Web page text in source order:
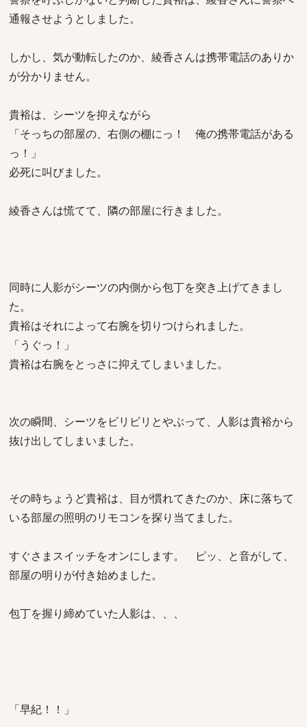
通報させようとしました。
しかし、気が動転したのか、綾香さんは携帯電話のありか
が分かりません。
貴裕は、シーツを抑えながら
「そっちの部屋の、右側の棚にっ！ 俺の携帯電話がある
っ！」
必死に叫びました。
綾香さんは慌てて、隣の部屋に行きました。
同時に人影がシーツの内側から包丁を突き上げてきまし
た。
貴裕はそれによって右腕を切りつけられました。
「うぐっ！」
貴裕は右腕をとっさに抑えてしまいました。
次の瞬間、シーツをビリビリとやぶって、人影は貴裕から
抜け出してしまいました。
その時ちょうど貴裕は、目が慣れてきたのか、床に落ちて
いる部屋の照明のリモコンを探り当てました。
すぐさまスイッチをオンにします。 ピッ、と音がして、
部屋の明りが付き始めました。
包丁を握り締めていた人影は、、、
「早紀！！」